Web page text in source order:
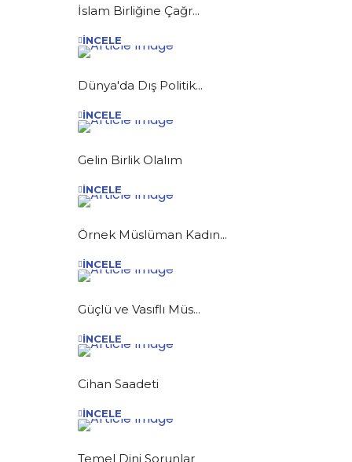
İslam Birliğine Çağr...
İNCELE
Dünya'da Dış Politik...
İNCELE
Gelin Birlik Olalım
İNCELE
Örnek Müslüman Kadın...
İNCELE
Güçlü ve Vasıflı Müs...
İNCELE
Cihan Saadeti
İNCELE
Temel Dini Sorunlar